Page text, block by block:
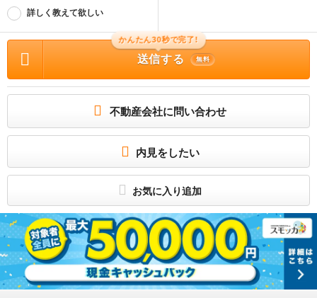
ス24分 (バス停)富田中学校 歩1分、ＪＲ磐越西線/郡山富田駅 歩12分 / 面積 : 35.3
金等 : 無料 / 敷金 : 無料、保証金等 : －、 償却、敷引 : － / 住宅総合保険等の損害
保険料 : 要 / その他 : 消毒代18920円(入居時)、クリーニング代58300円(入居時)、
鍵代3300円(入居時)、Ｎサポート1210円(毎月)、※法人契約時礼金１ヶ月発生※短
期解約違約金あり 更新料 賃料1.00ヶ月分 二人入居可 保証会社利用必 初回保証
応も可能です。なんでもお気軽にご相談ください♪
所属団体
（公社）首都圏不動産公正取引協議会加盟
詳しく教えて欲しい
かんたん30秒で完了!
送信する 無料
不動産会社に問い合わせ
内見をしたい
お気に入り追加